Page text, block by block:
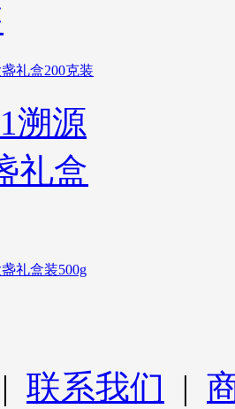
礼盒200克装
礼盒装500g
| 联系我们 |